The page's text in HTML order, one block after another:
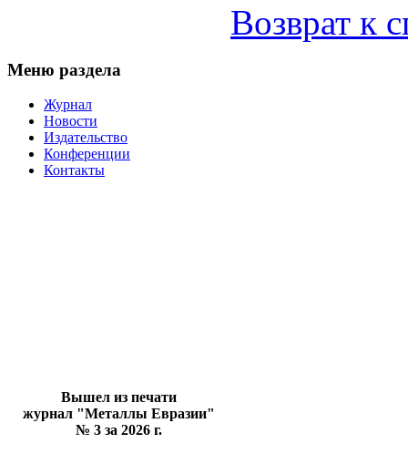
Возврат к
Меню раздела
Журнал
Новости
Издательство
Конференции
Контакты
Вышел из печати
журнал "Металлы Евразии"
№ 3 за 2026 г.